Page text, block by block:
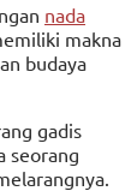
nada
makna
budaya
gadis
seorang